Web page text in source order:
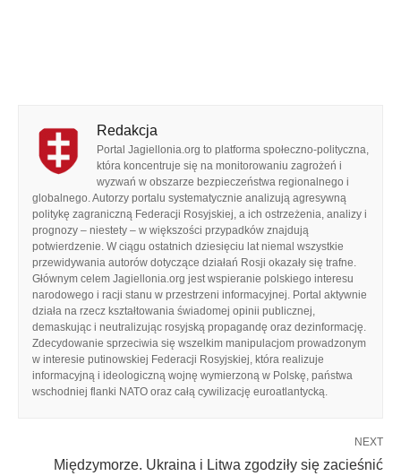
Redakcja
Portal Jagiellonia.org to platforma społeczno-polityczna,
która koncentruje się na monitorowaniu zagrożeń i
wyzwań w obszarze bezpieczeństwa regionalnego i
globalnego. Autorzy portalu systematycznie analizują agresywną
politykę zagraniczną Federacji Rosyjskiej, a ich ostrzeżenia, analizy i
prognozy – niestety – w większości przypadków znajdują
potwierdzenie. W ciągu ostatnich dziesięciu lat niemal wszystkie
przewidywania autorów dotyczące działań Rosji okazały się trafne.
Głównym celem Jagiellonia.org jest wspieranie polskiego interesu
narodowego i racji stanu w przestrzeni informacyjnej. Portal aktywnie
działa na rzecz kształtowania świadomej opinii publicznej,
demaskując i neutralizując rosyjską propagandę oraz dezinformację.
Zdecydowanie sprzeciwia się wszelkim manipulacjom prowadzonym
w interesie putinowskiej Federacji Rosyjskiej, która realizuje
informacyjną i ideologiczną wojnę wymierzoną w Polskę, państwa
wschodniej flanki NATO oraz całą cywilizację euroatlantycką.
NEXT
Międzymorze. Ukraina i Litwa zgodziły się zacieśnić